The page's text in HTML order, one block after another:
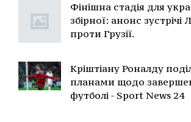
Фінішна стадія для
збірної: анонс зустрічі
проти Грузії.
Кріштіану Роналду
планами щодо
футболі - Sport News 24